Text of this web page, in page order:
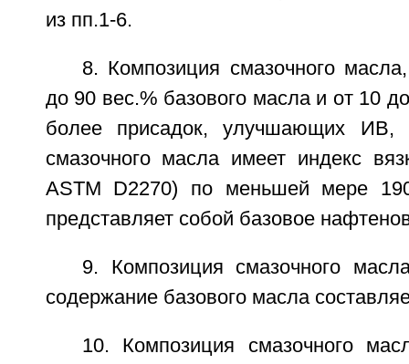
из пп.1-6.
8. Композиция смазочного
до 90 вес.% базового масла и от 10
более присадок, улучшающих ИВ,
смазочного масла имеет индекс
ASTM D2270) по меньшей мере
представляет собой базовое
9. Композиция смазочного
содержание базового масла
10. Композиция смазочного